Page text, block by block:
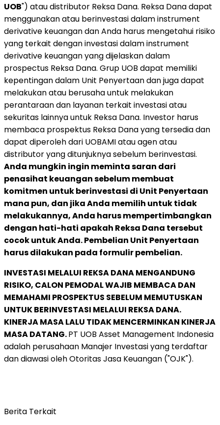
UOB") atau distributor Reksa Dana. Reksa Dana dapat
menggunakan atau berinvestasi dalam instrument
derivative keuangan dan Anda harus mengetahui risiko
yang terkait dengan investasi dalam instrument
derivative keuangan yang dijelaskan dalam
prospectus Reksa Dana. Grup UOB dapat memiliki
kepentingan dalam Unit Penyertaan dan juga dapat
melakukan atau berusaha untuk melakukan
perantaraan dan layanan terkait investasi atau
sekuritas lainnya untuk Reksa Dana. Investor harus
membaca prospektus Reksa Dana yang tersedia dan
dapat diperoleh dari UOBAMI atau agen atau
distributor yang ditunjuknya sebelum berinvestasi.
Anda mungkin ingin meminta saran dari
penasihat keuangan sebelum membuat
komitmen untuk berinvestasi di Unit Penyertaan
mana pun, dan jika Anda memilih untuk tidak
melakukannya, Anda harus mempertimbangkan
dengan hati-hati apakah Reksa Dana tersebut
cocok untuk Anda. Pembelian Unit Penyertaan
harus dilakukan pada formulir pembelian.
INVESTASI MELALUI REKSA DANA MENGANDUNG
RISIKO, CALON PEMODAL WAJIB MEMBACA DAN
MEMAHAMI PROSPEKTUS SEBELUM MEMUTUSKAN
UNTUK BERINVESTASI MELALUI REKSA DANA.
KINERJA MASA LALU TIDAK MENCERMINKAN KINERJA
MASA DATANG.PT UOB Asset Management Indonesia
adalah perusahaan Manajer Investasi yang terdaftar
dan diawasi oleh Otoritas Jasa Keuangan ("OJK").
Berita Terkait